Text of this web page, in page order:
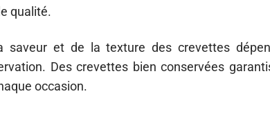
qualité.
saveur et de la texture des crevettes
Des crevettes bien conservées
occasion.